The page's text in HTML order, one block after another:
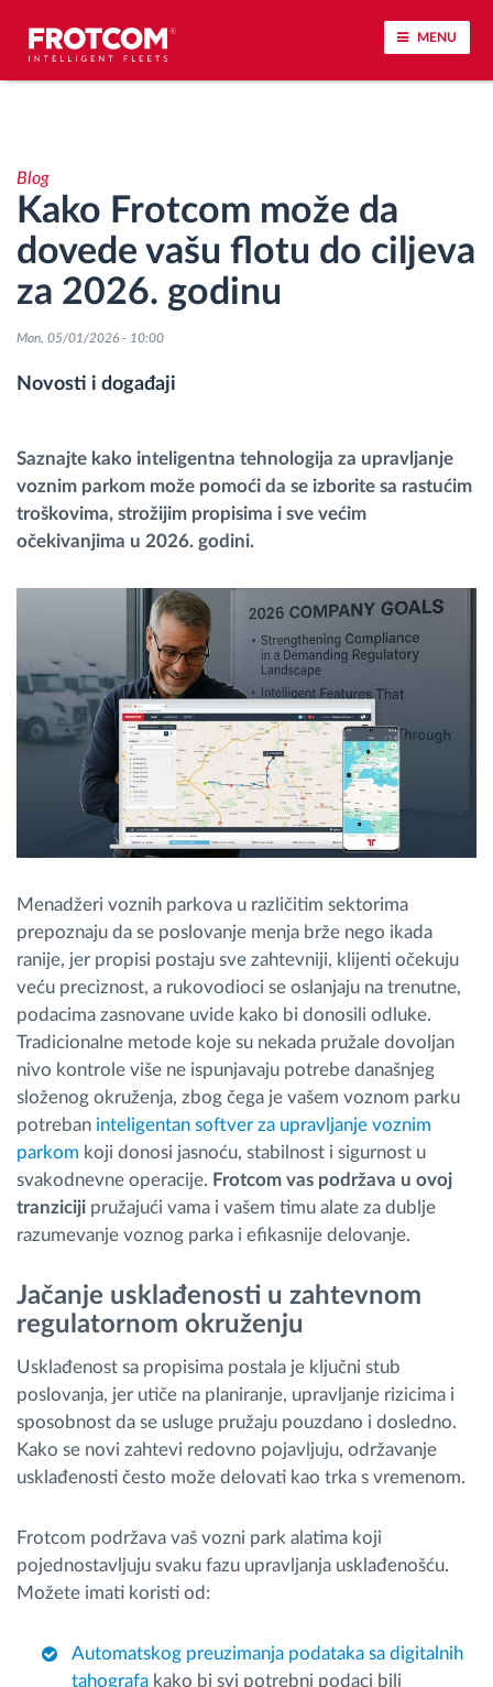
MENU
Analiza ponašanja u vožnji
Praćenje vremena vožnje
Upravljanje radnom snagom
Upravljanje gorivom
Planiranje i nadgledanje rute
Automatska identifikacija vozača
Otkrijte sve funkcije
Kako rešavamo sve aktivnosti voznog parka
Kalkulator uštede
Blog
Kako Frotcom može da
dovede vašu flotu do ciljeva
za 2026. godinu
Mon, 05/01/2026 - 10:00
Novosti i događaji
Saznajte kako inteligentna tehnologija za upravljanje
voznim parkom može pomoći da se izborite sa rastućim
troškovima, strožijim propisima i sve većim
očekivanjima u 2026. godini.
Menadžeri voznih parkova u različitim sektorima
prepoznaju da se poslovanje menja brže nego ikada
ranije, jer propisi postaju sve zahtevniji, klijenti očekuju
veću preciznost, a rukovodioci se oslanjaju na trenutne,
podacima zasnovane uvide kako bi donosili odluke.
Tradicionalne metode koje su nekada pružale dovoljan
nivo kontrole više ne ispunjavaju potrebe današnjeg
složenog okruženja, zbog čega je vašem voznom parku
potreban inteligentan softver za upravljanje voznim
parkom koji donosi jasnoću, stabilnost i sigurnost u
svakodnevne operacije. Frotcom vas podržava u ovoj
tranziciji pružajući vama i vašem timu alate za dublje
razumevanje voznog parka i efikasnije delovanje.
Jačanje usklađenosti u zahtevnom
regulatornom okruženju
Usklađenost sa propisima postala je ključni stub
poslovanja, jer utiče na planiranje, upravljanje rizicima i
sposobnost da se usluge pružaju pouzdano i dosledno.
Kako se novi zahtevi redovno pojavljuju, održavanje
usklađenosti često može delovati kao trka s vremenom.
Frotcom podržava vaš vozni park alatima koji
pojednostavljuju svaku fazu upravljanja usklađenošću.
Možete imati koristi od:
Automatskog preuzimanja podataka sa digitalnih
tahografa kako bi svi potrebni podaci bili